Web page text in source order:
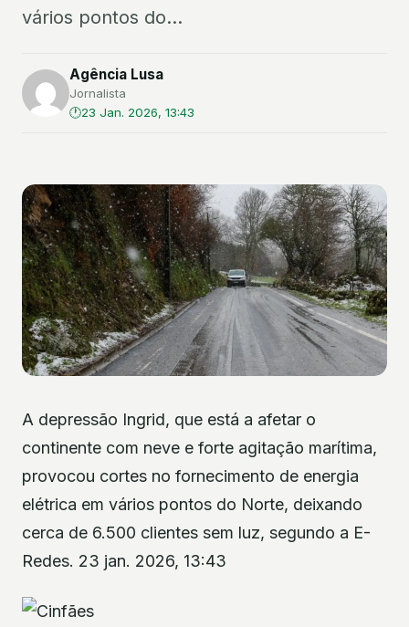
vários pontos do...
Agência Lusa
Jornalista
23 Jan. 2026, 13:43
A depressão Ingrid, que está a afetar o
continente com neve e forte agitação marítima,
provocou cortes no fornecimento de energia
elétrica em vários pontos do Norte, deixando
cerca de 6.500 clientes sem luz, segundo a E-
Redes. 23 jan. 2026, 13:43